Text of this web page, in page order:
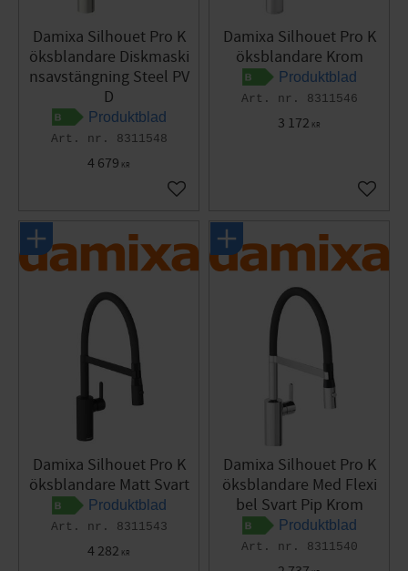
Damixa Silhouet Pro K
öksblandare Diskmaski
nsavstängning Steel PV
D
Produktblad
8311548
4 679 KR
Lägg till i favoriter
Damixa Silhouet Pro K
öksblandare Krom
Produktblad
8311546
3 172 KR
Lägg
Damixa Silhouet Pro K
öksblandare Matt Svart
Produktblad
8311543
4 282 KR
Damixa Silhouet Pro K
öksblandare Med Flexi
bel Svart Pip Krom
Produktblad
8311540